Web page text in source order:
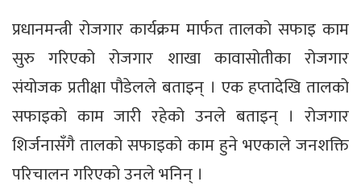
प्रधानमन्त्री रोजगार कार्यक्रम मार्फत तालको सफाइ काम
सुरु गरिएको रोजगार शाखा कावासोतीका रोजगार
संयोजक प्रतीक्षा पौडेलले बताइन् । एक हप्तादेखि तालको
सफाइको काम जारी रहेको उनले बताइन् । रोजगार
शिर्जनासँगै तालको सफाइको काम हुने भएकाले जनशक्ति
परिचालन गरिएको उनले भनिन् ।